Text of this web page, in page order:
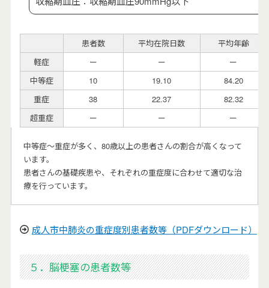
患者数 平均在院日数
平均年齢
軽症
ー ー
ー
中等症
10 19.10
84.20
重症
38 22.37
82.32
超重症
ー ー ー
中等症～重症が多く、80歳以上の患者さんの割合が高くなって
います。
患者さんの基礎疾患や、それぞれの重症度に合わせて適切な治
療を行っています。
成人市中肺炎の重症度別患者数等（PDFダウンロード）
５．脳梗塞の患者数等